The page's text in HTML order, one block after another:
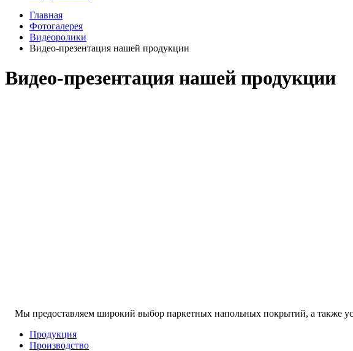
Главная
Фотогалерея
Видеоролики
Видео-презентация нашей продукции
Видео-презентация нашей продукции
Мы предоставляем широкий выбор паркетных напольных покрытий, а также
Продукция
Производство